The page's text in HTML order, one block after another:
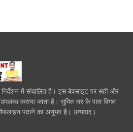
में संचालित है। इस बेवसाइट पर सही और
कराया जाता है। सुमित सर के पास विगत
पढाने का अनुभव है। धन्यवाद।